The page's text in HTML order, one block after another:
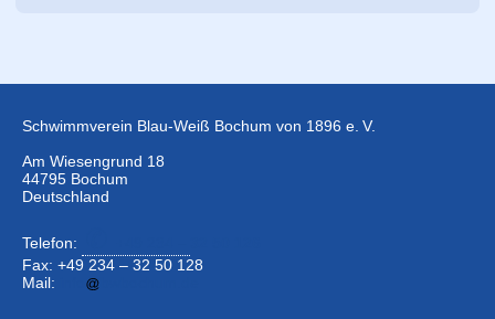
Schwimmverein Blau-Weiß Bochum von 1896 e. V.
Am Wiesengrund 18
44795 Bochum
Deutschland
Telefon:
Fax: +49 234 – 32 50 128
Mail: